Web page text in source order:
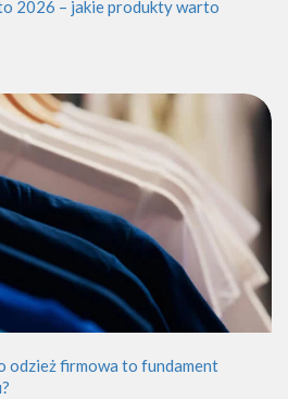
2026 – jakie produkty warto
odzież firmowa to fundament